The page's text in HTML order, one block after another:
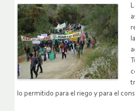
lo permitido para el riego y para el